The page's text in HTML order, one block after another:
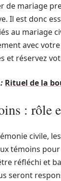
de mariage
Il est donc
au mariage
avec
et réservez
Rituel de la
: rôle
civile,
témoins
réfléchi et
seront